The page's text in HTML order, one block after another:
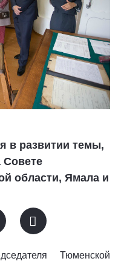
в развитии темы,
Совете
области, Ямала и
Тюменской